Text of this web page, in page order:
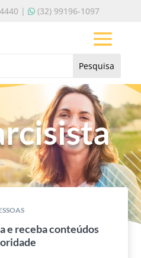
| (32) 99196-1097
e receba conteúdos